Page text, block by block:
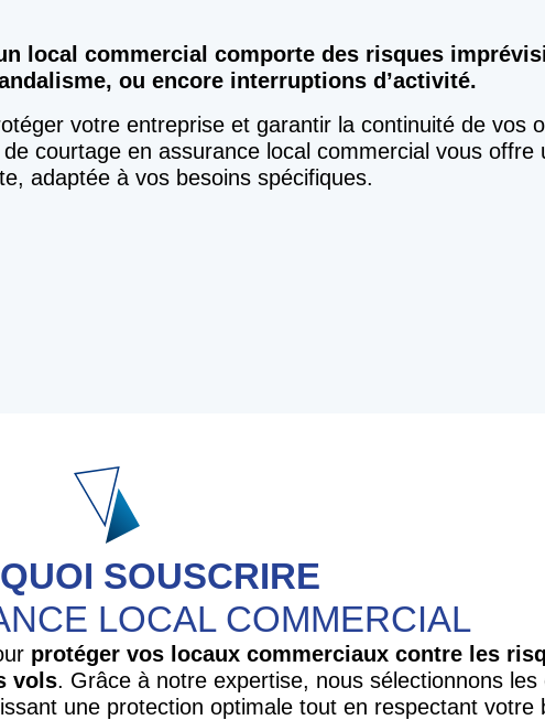
local commercial comporte des risques
ou encore interruptions d’activité.
votre entreprise et garantir la continuité de vos
courtage en assurance local commercial vous offre
adaptée à vos besoins spécifiques.
SOUSCRIRE
LOCAL COMMERCIAL
protéger vos locaux commerciaux contre les
vols. Grâce à notre expertise, nous sélectionnons
une protection optimale tout en respectant votre